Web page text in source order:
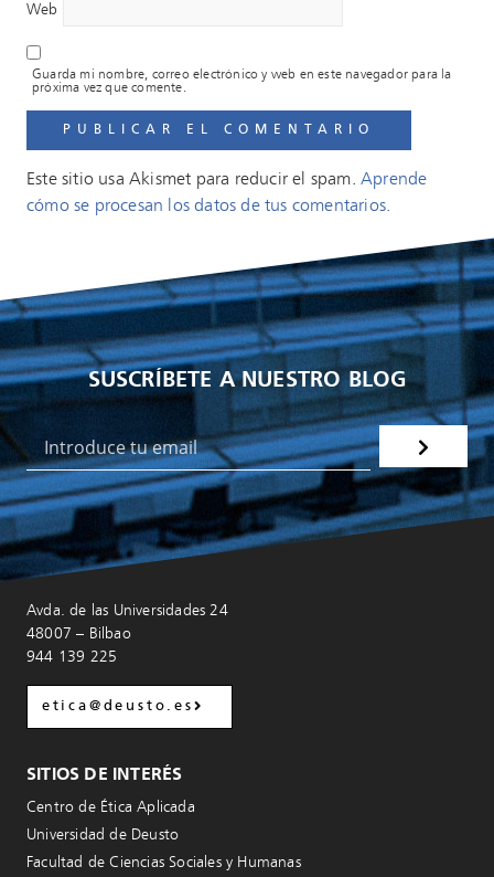
Web
Guarda mi nombre, correo electrónico y web en este navegador para la
próxima vez que comente.
Este sitio usa Akismet para reducir el spam. Aprende
cómo se procesan los datos de tus comentarios.
SUSCRÍBETE A NUESTRO BLOG
Avda. de las Universidades 24
48007 – Bilbao
944 139 225
etica@deusto.es
SITIOS DE INTERÉS
Centro de Ética Aplicada
Universidad de Deusto
Facultad de Ciencias Sociales y Humanas